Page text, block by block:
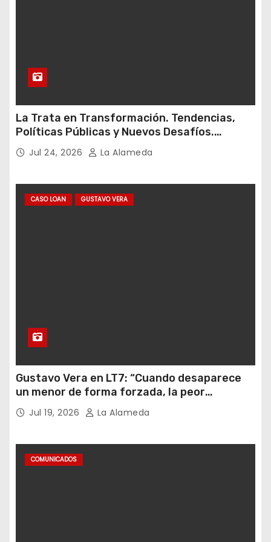
La Trata en Transformación. Tendencias,
Políticas Públicas y Nuevos Desafíos.
Argentina y el Mundo – Julio 2026
Jul 24, 2026 La Alameda
CASO LOAN GUSTAVO VERA
Gustavo Vera en LT7: “Cuando desaparece
un menor de forma forzada, la peor
hipótesis es trata, y así debe seguir
caratulado el caso Loan”
Jul 19, 2026 La Alameda
COMUNICADOS